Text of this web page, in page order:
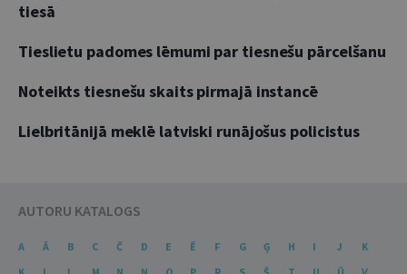
tiesā
Tieslietu padomes lēmumi par tiesnešu pārcelšanu
Noteikts tiesnešu skaits pirmajā instancē
Lielbritānijā meklē latviski runājošus policistus
AUTORU KATALOGS
A Ā B C Č D E Ē F G Ģ H I J
K